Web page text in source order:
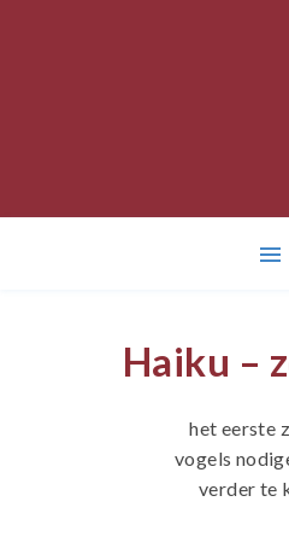
Haiku –
het eerste
vogels
verder te